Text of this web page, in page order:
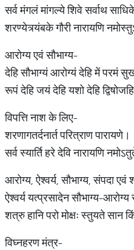
सर्व मंगलं मांगल्ये शिवे सर्वाथ
शरण्येत्र्यंबके गौरी नारायणि
आरोग्य एवं सौभाग्य-
देहि सौभाग्यं आरोग्यं देहि में परमं
रूपं देहि जयं देहि यशो देहि
विपत्ति नाश के लिए-
शरणागतर्दनार्त परित्राण पारायणे।
सर्व स्यार्ति हरे देवि नारायणि
आरोग्य, ऐश्वर्य, सौभाग्य, संपदा
ऐश्वर्य यत्प्रसादेन सौभाग्य-आरोग्य
शत्रु हानि परो मोक्षः स्तुयते सान
विघ्नहरण मंत्र-